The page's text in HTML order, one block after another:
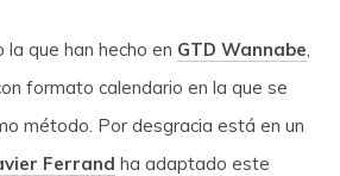
la que han hecho en GTD Wannabe,
formato calendario en la que se
método. Por desgracia está en un
Ferrand ha adaptado este